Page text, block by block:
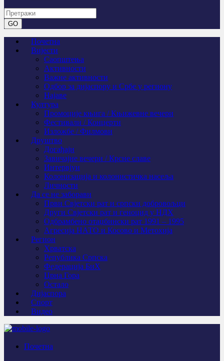
Почетна
Вијести
Саопштења
Активности
Важне активности
Одбор за дијаспору и Србе у региону
Најаве
Култура
Промоције књига / Књижевне вечери
Фестивали / Концерти
Изложбе / Филмови
Друштво
Догађаји
Завичајне вечери / Крсне славе
Интервјуи
Колонизација и колонистичка насеља
Личности
Да се не заборави
Први Свјeтски рат и српски добровољци
Други Свјетски рат и геноцид у НДХ
Одбрамбено отаџбински рат 1991 – 1995
Агресија НАТО и Косово и Метохија
Регион
Хрватска
Република Српска
Федерација БиХ
Црна Гора
Остало
Дијаспора
Спорт
Видео
Почетна